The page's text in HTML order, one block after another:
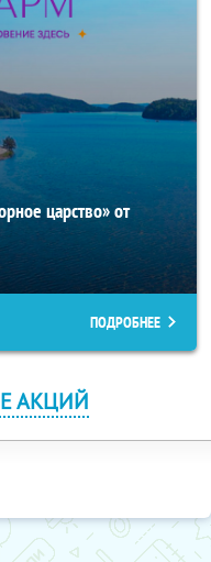
царство» от
ПОДРОБНЕЕ
АКЦИЙ